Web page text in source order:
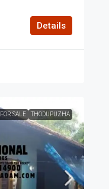
Details
FOR SALE THODUPUZHA